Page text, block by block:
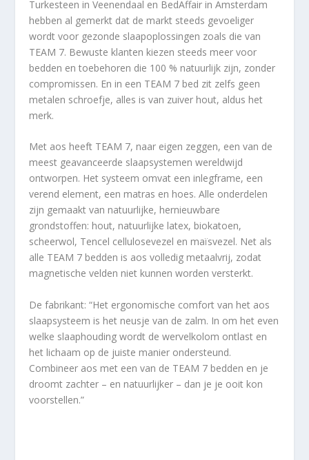
Turkesteen in Veenendaal en BedAffair in Amsterdam
hebben al gemerkt dat de markt steeds gevoeliger
wordt voor gezonde slaapoplossingen zoals die van
TEAM 7. Bewuste klanten kiezen steeds meer voor
bedden en toebehoren die 100 % natuurlijk zijn, zonder
compromissen. En in een TEAM 7 bed zit zelfs geen
metalen schroefje, alles is van zuiver hout, aldus het
merk.
Met aos heeft TEAM 7, naar eigen zeggen, een van de
meest geavanceerde slaapsystemen wereldwijd
ontworpen. Het systeem omvat een inlegframe, een
verend element, een matras en hoes. Alle onderdelen
zijn gemaakt van natuurlijke, hernieuwbare
grondstoffen: hout, natuurlijke latex, biokatoen,
scheerwol, Tencel cellulosevezel en maïsvezel. Net als
alle TEAM 7 bedden is aos volledig metaalvrij, zodat
magnetische velden niet kunnen worden versterkt.
De fabrikant: “Het ergonomische comfort van het aos
slaapsysteem is het neusje van de zalm. In om het even
welke slaaphouding wordt de wervelkolom ontlast en
het lichaam op de juiste manier ondersteund.
Combineer aos met een van de TEAM 7 bedden en je
droomt zachter – en natuurlijker – dan je je ooit kon
voorstellen.”